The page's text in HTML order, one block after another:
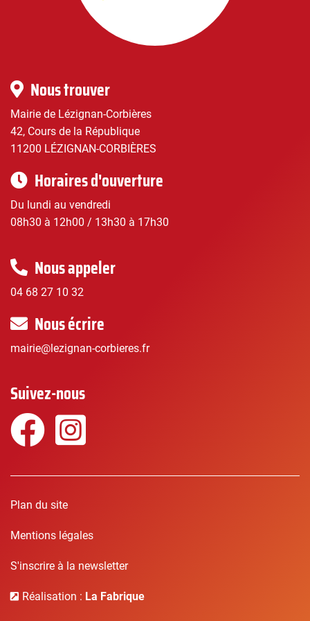
Infos
pratiques
Nous trouver
Mairie de Lézignan-Corbières
42, Cours de la République
11200 LÉZIGNAN-CORBIÈRES
Horaires d'ouverture
Du lundi au vendredi
08h30 à 12h00 / 13h30 à 17h30
Nous appeler
04 68 27 10 32
Nous écrire
mairie@lezignan-corbieres.fr
Suivez-nous
Facebook
Plan du site
Mentions légales
S'inscrire à la newsletter
Réalisation : La Fabrique